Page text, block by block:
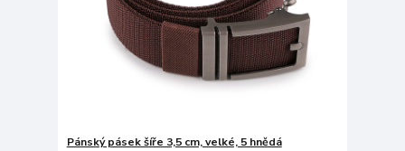
Pánský pásek šíře 3,5 cm, velké, 5 hnědá